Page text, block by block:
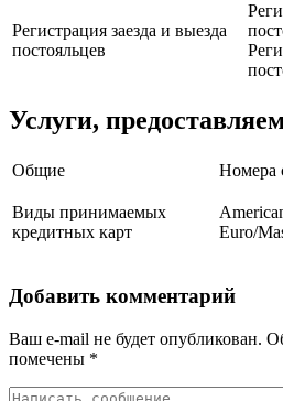
Регистрация заезда и выезда
постояльцев
Услуги,
Общие Номера
Виды принимаемых
кредитных карт
Euro/
Добавить комментарий
Ваш e-mail не будет опубликован.
помечены *